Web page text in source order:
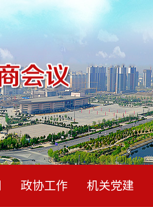
政协工作 机关党建